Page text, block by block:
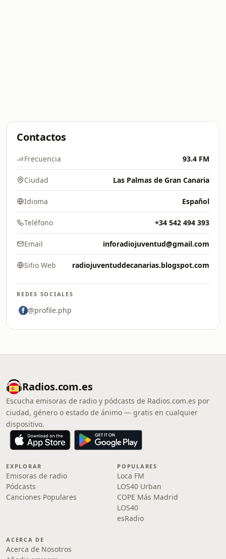
Contactos
Frecuencia 93.4 FM
Ciudad Las Palmas de Gran Canaria
Idioma Español
Teléfono +34 542 494 393
Email inforadiojuventud@gmail.com
Sitio Web radiojuventuddecanarias.blogspot.com
REDES SOCIALES
@profile.php
Radios.com.es
Escucha emisoras de radio y pódcasts de Radios.com.es por
ciudad, género o estado de ánimo — gratis en cualquier
dispositivo.
EXPLORAR
Emisoras de radio
Pódcasts
Canciones Populares
POPULARES
Loca FM
LOS40 Urban
COPE Más Madrid
LOS40
esRadio
ACERCA DE
Acerca de Nosotros